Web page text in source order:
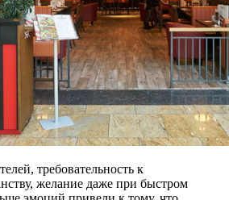
требовательность к
желание даже при быстром